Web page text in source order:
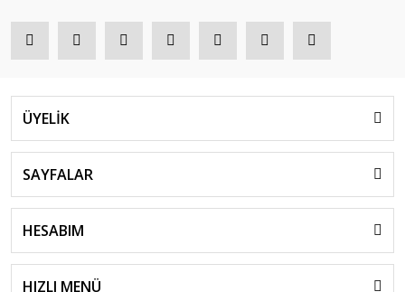
ÜYELİK
SAYFALAR
HESABIM
HIZLI MENÜ